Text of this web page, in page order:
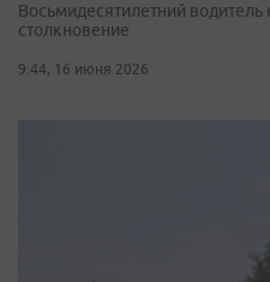
Восьмидесятилетний водитель
столкновение
9:44, 16 июня 2026